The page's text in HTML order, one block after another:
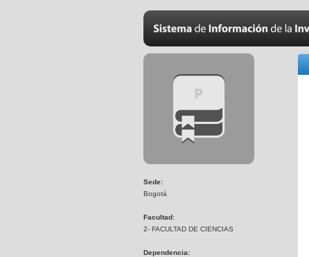
Sede:
Bogotá
Facultad:
2- FACULTAD DE CIENCIAS
Dependencia: